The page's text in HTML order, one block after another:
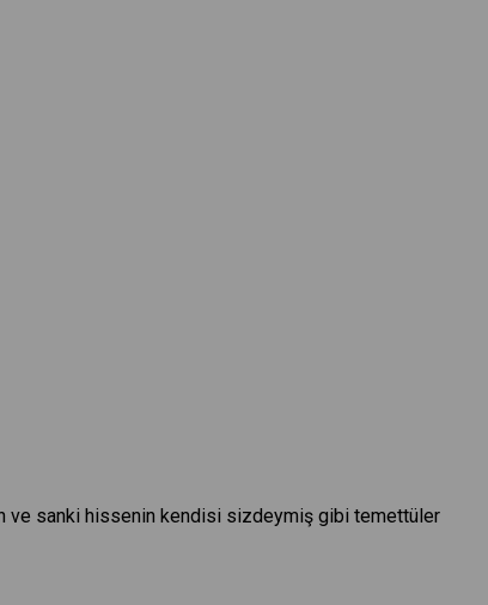
ve sanki hissenin kendisi sizdeymiş gibi temettüler